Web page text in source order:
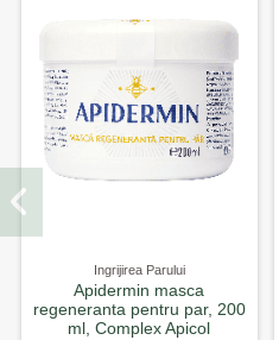
Ingrijirea Parului
Apidermin masca
regeneranta pentru par, 200
ml, Complex Apicol